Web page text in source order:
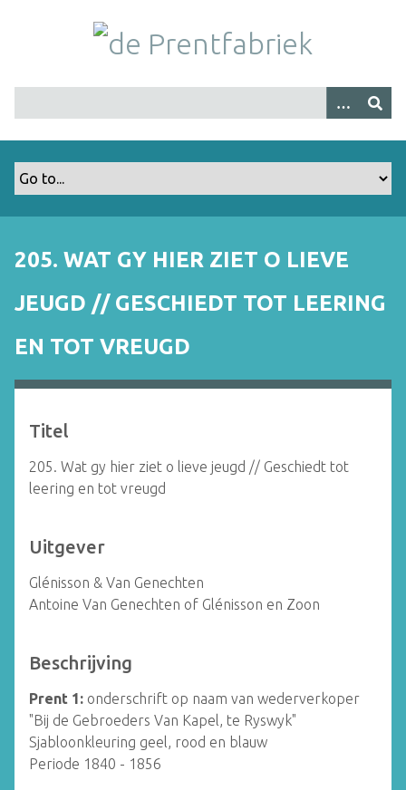
h
205. WAT GY HIER ZIET O LIEVE
JEUGD // GESCHIEDT TOT LEERING
EN TOT VREUGD
Titel
205. Wat gy hier ziet o lieve jeugd // Geschiedt tot
leering en tot vreugd
Uitgever
Glénisson & Van Genechten
Antoine Van Genechten of Glénisson en Zoon
Beschrijving
Prent 1: onderschrift op naam van wederverkoper
"Bij de Gebroeders Van Kapel, te Ryswyk"
Sjabloonkleuring geel, rood en blauw
Periode 1840 - 1856